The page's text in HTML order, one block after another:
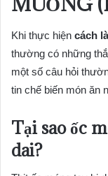
Khi thực hiện cách
thường có những
một số câu hỏi
tin chế biến món ăn
Tại sao ốc
dai?